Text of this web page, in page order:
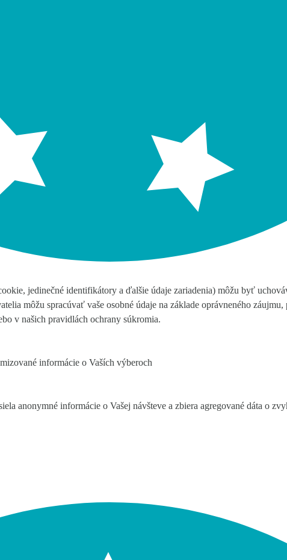
jedinečné identifikátory a ďalšie údaje zariadenia) môžu byť
môžu spracúvať vaše osobné údaje na základe oprávneného
v našich pravidlách ochrany súkromia.
informácie o Vaších výberoch
anonymné informácie o Vašej návšteve a zbiera agregované dáta o